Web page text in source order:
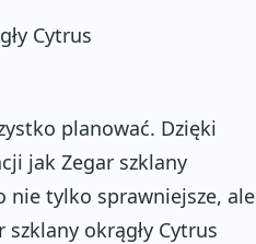
Cytrus
planować. Dzięki
jak Zegar szklany
nie tylko sprawniejsze, ale
okrągły Cytrus